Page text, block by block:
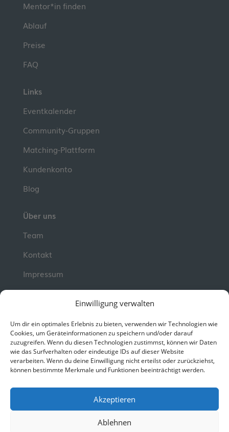
Einwilligung verwalten
Um dir ein optimales Erlebnis zu bieten, verwenden wir Technologien wie
Cookies, um Geräteinformationen zu speichern und/oder darauf
zuzugreifen. Wenn du diesen Technologien zustimmst, können wir Daten
wie das Surfverhalten oder eindeutige IDs auf dieser Website
verarbeiten. Wenn du deine Einwilligung nicht erteilst oder zurückziehst,
können bestimmte Merkmale und Funktionen beeinträchtigt werden.
Akzeptieren
Ablehnen
Mentor*in finden
Ablauf
Preise
FAQ
Links
Eventkalender
Community-Gruppen
Matching-Plattform
Kundenkonto
Blog
Über uns
Team
Kontakt
Impressum
Erhalte jeden Dienstag wertvolle Impulse und
Wissen für deine berufliche Entwicklung.Jetzt
kostenlos abonnieren!
© 2026 MentorMe. Alle Rechte vorbehalten.
AGBs